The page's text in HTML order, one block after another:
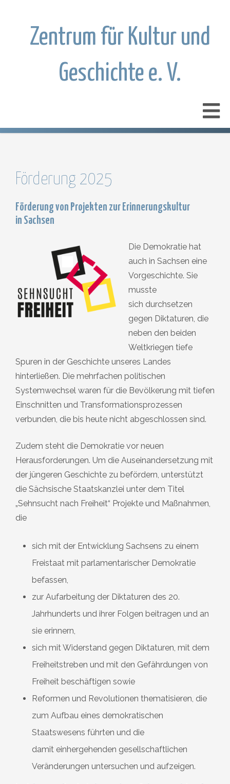
Zentrum für Kultur und
Geschichte e. V.
Förderung 2025
Förderung von Projekten zur Erinnerungskultur
in Sachsen
Die Demokratie hat
auch in Sachsen eine
Vorgeschichte. Sie
musste
sich durchsetzen
gegen Diktaturen, die
neben den beiden
Weltkriegen tiefe
Spuren in der Geschichte unseres Landes
hinterließen. Die mehrfachen politischen
Systemwechsel waren für die Bevölkerung mit tiefen
Einschnitten und Transformationsprozessen
verbunden, die bis heute nicht abgeschlossen sind.
Zudem steht die Demokratie vor neuen
Herausforderungen. Um die Auseinandersetzung mit
der jüngeren Geschichte zu befördern, unterstützt
die Sächsische Staatskanzlei unter dem Titel
„Sehnsucht nach Freiheit“ Projekte und Maßnahmen,
die
sich mit der Entwicklung Sachsens zu einem
Freistaat mit parlamentarischer Demokratie
befassen,
zur Aufarbeitung der Diktaturen des 20.
Jahrhunderts und ihrer Folgen beitragen und an
sie erinnern,
sich mit Widerstand gegen Diktaturen, mit dem
Freiheitstreben und mit den Gefährdungen von
Freiheit beschäftigen sowie
Reformen und Revolutionen thematisieren, die
zum Aufbau eines demokratischen
Staatswesens führten und die
damit einhergehenden gesellschaftlichen
Veränderungen untersuchen und aufzeigen.